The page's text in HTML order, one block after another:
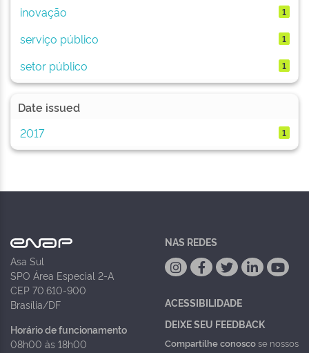
inovação
1
serviço público 1
setor público 1
Date issued
2017
1
Asa Sul
SPO Área Especial 2-A
CEP 70.610-900
Brasília/DF
Horário de funcionamento
08h00 às 18h00
NAS REDES
ACESSIBILIDADE
DEIXE SEU FEEDBACK
Compartilhe conoscose nossos